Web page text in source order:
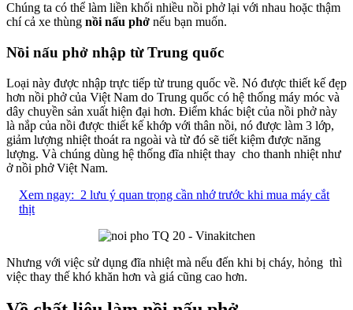
Chúng ta có thể làm liền khối nhiều nồi phở lại với nhau hoặc thậm
chí cả xe thùng nồi nấu phở nếu bạn muốn.
Nồi nấu phở nhập từ Trung quốc
Loại này được nhập trực tiếp từ trung quốc về. Nó được thiết kế đẹp
hơn nồi phở của Việt Nam do Trung quốc có hệ thống máy móc và
dây chuyền sản xuất hiện đại hơn. Điểm khác biệt của nồi phở này
là nắp của nồi được thiết kế khớp với thân nồi, nó được làm 3 lớp,
giảm lượng nhiệt thoát ra ngoài và từ đó sẽ tiết kiệm được năng
lượng. Và chúng dùng hệ thống đĩa nhiệt thay cho thanh nhiệt như
ở nồi phở Việt Nam.
Xem ngay: 2 lưu ý quan trọng cần nhớ trước khi mua máy cắt
thịt
Nhưng với việc sử dụng đĩa nhiệt mà nếu đến khi bị cháy, hỏng thì
việc thay thế khó khăn hơn và giá cũng cao hơn.